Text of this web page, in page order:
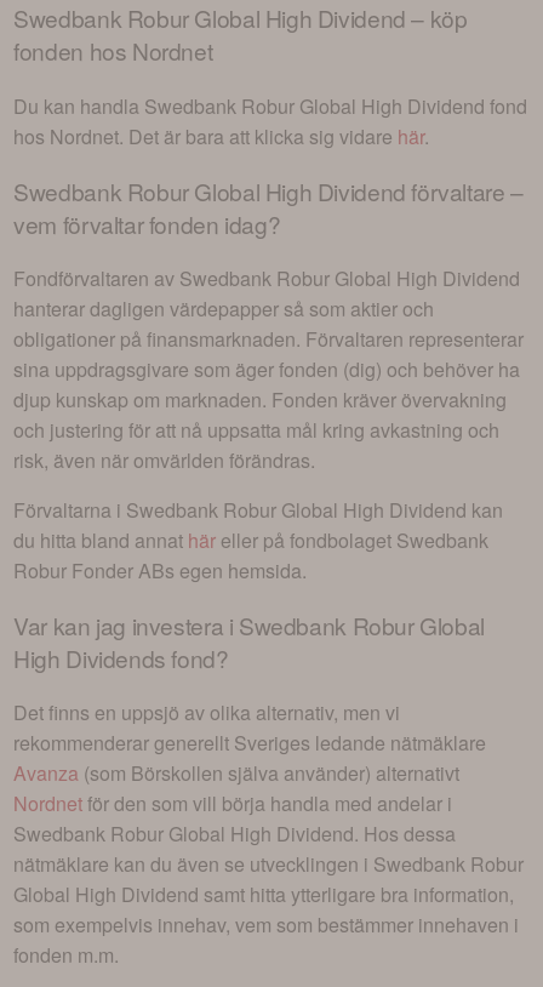
Swedbank Robur Global High Dividend– köp
fonden hos Nordnet
Du kan handla Swedbank Robur Global High Dividend fond
hos Nordnet. Det är bara att klicka sig vidare här.
Swedbank Robur Global High Dividendförvaltare –
vem förvaltar fonden idag?
Fondförvaltaren av Swedbank Robur Global High Dividend
hanterar dagligen värdepapper så som aktier och
obligationer på finansmarknaden. Förvaltaren representerar
sina uppdragsgivare som äger fonden (dig) och behöver ha
djup kunskap om marknaden. Fonden kräver övervakning
och justering för att nå uppsatta mål kring avkastning och
risk, även när omvärlden förändras.
Förvaltarna i Swedbank Robur Global High Dividend kan
du hitta bland annat här eller på fondbolaget Swedbank
Robur Fonder ABs egen hemsida.
Var kan jag investera i Swedbank Robur Global
High Dividends fond?
Det finns en uppsjö av olika alternativ, men vi
rekommenderar generellt Sveriges ledande nätmäklare
Avanza (som Börskollen själva använder) alternativt
Nordnetför den som vill börja handla med andelar i
Swedbank Robur Global High Dividend. Hos dessa
nätmäklare kan du även se utvecklingen i Swedbank Robur
Global High Dividend samt hitta ytterligare bra information,
som exempelvis innehav, vem som bestämmer innehaven i
fonden m.m.